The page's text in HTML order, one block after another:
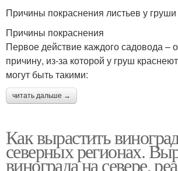
Причины покраснения листьев у груши
Причины покраснения
Первое действие каждого садовода –
причину, из-за которой у груш
могут быть такими:
читать дальше →
Как вырастить
северных регионах.
винограда на севере,